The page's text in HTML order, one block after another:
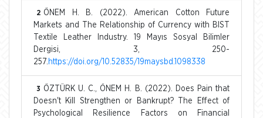
2 ÖNEM H. B. (2022). American Cotton Future
Markets and The Relationship of Currency with BIST
Textile Leather Industry. 19 Mayıs Sosyal Bilimler
Dergisi, 3, 250-
257. https://doi.org/10.52835/19maysbd.1098338
3 ÖZTÜRK U. C., ÖNEM H. B. (2022). Does Pain that
Doesn't Kill Strengthen or Bankrupt? The Effect of
Psychological Resilience Factors on Financial